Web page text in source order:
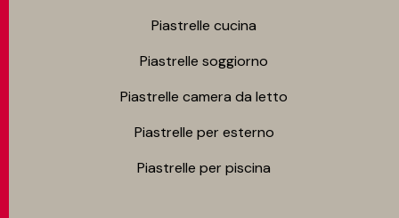
Piastrelle cucina
Piastrelle soggiorno
Piastrelle camera da letto
Piastrelle per esterno
Piastrelle per piscina